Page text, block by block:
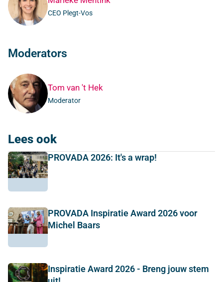
CEO Plegt-Vos
Moderators
Tom van 't Hek
Moderator
Lees ook
PROVADA 2026: It's a wrap!
PROVADA Inspiratie Award 2026 voor
Michel Baars
Inspiratie Award 2026 - Breng jouw stem